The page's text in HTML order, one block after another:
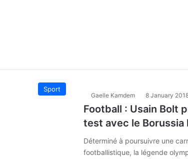
Sport
Gaelle Kamdem 8 January
Football : Usain Bolt
test avec le Borussia
Déterminé à poursuivre une
footballistique, la légende